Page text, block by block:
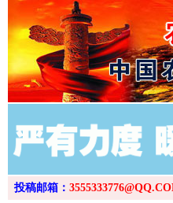
投稿邮箱：